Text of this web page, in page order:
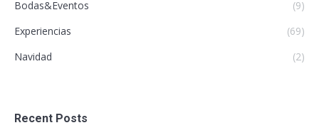
Bodas&Eventos
(9)
Experiencias
(69)
Navidad
(2)
Recent Posts